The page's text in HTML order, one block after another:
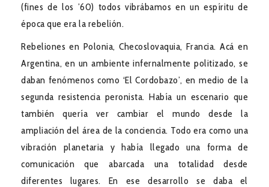
(fines de los ’60) todos vibrábamos en un espíritu de
época que era la rebelión.
Rebeliones en Polonia, Checoslovaquia, Francia. Acá en
Argentina, en un ambiente infernalmente politizado, se
daban fenómenos como ‘El Cordobazo’, en medio de la
segunda resistencia peronista. Había un escenario que
también quería ver cambiar el mundo desde la
ampliación del área de la conciencia. Todo era como una
vibración planetaria y había llegado una forma de
comunicación que abarcada una totalidad desde
diferentes lugares. En ese desarrollo se daba el